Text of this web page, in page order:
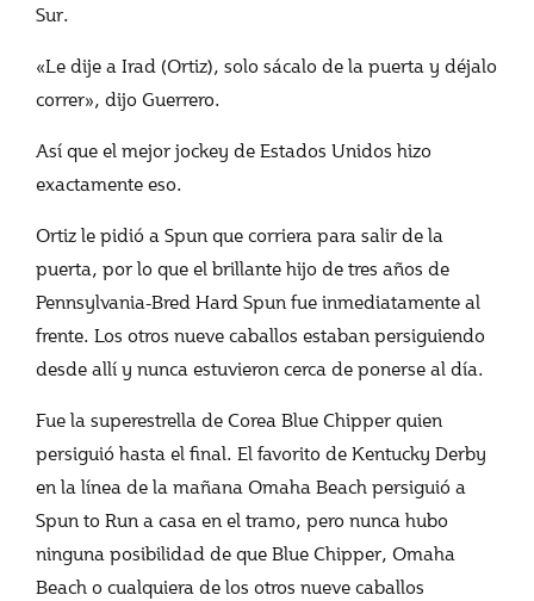
Sur.
«Le dije a Irad (Ortiz), solo sácalo de la puerta y déjalo
correr», dijo Guerrero.
Así que el mejor jockey de Estados Unidos hizo
exactamente eso.
Ortiz le pidió a Spun que corriera para salir de la
puerta, por lo que el brillante hijo de tres años de
Pennsylvania-Bred Hard Spun fue inmediatamente al
frente. Los otros nueve caballos estaban persiguiendo
desde allí y nunca estuvieron cerca de ponerse al día.
Fue la superestrella de Corea Blue Chipper quien
persiguió hasta el final. El favorito de Kentucky Derby
en la línea de la mañana Omaha Beach persiguió a
Spun to Run a casa en el tramo, pero nunca hubo
ninguna posibilidad de que Blue Chipper, Omaha
Beach o cualquiera de los otros nueve caballos